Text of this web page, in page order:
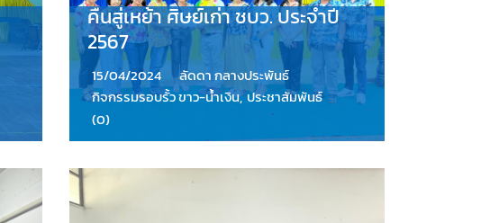
คืนสู่เหย้า ศิษย์เก่า ชบว. ประจำปี
2567
15/04/2024
ลัดดา กลางประพันธ์
กิจกรรมรอบรั้ว ขาว-น้ำเงิน, ประชาสัมพันธ์
(0)